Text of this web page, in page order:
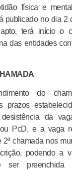
física e
publicado no dia 2
terá início o
das entidades
do
prazos
da
PcD, e a vaga
2ª chamada nos
podendo a
ser